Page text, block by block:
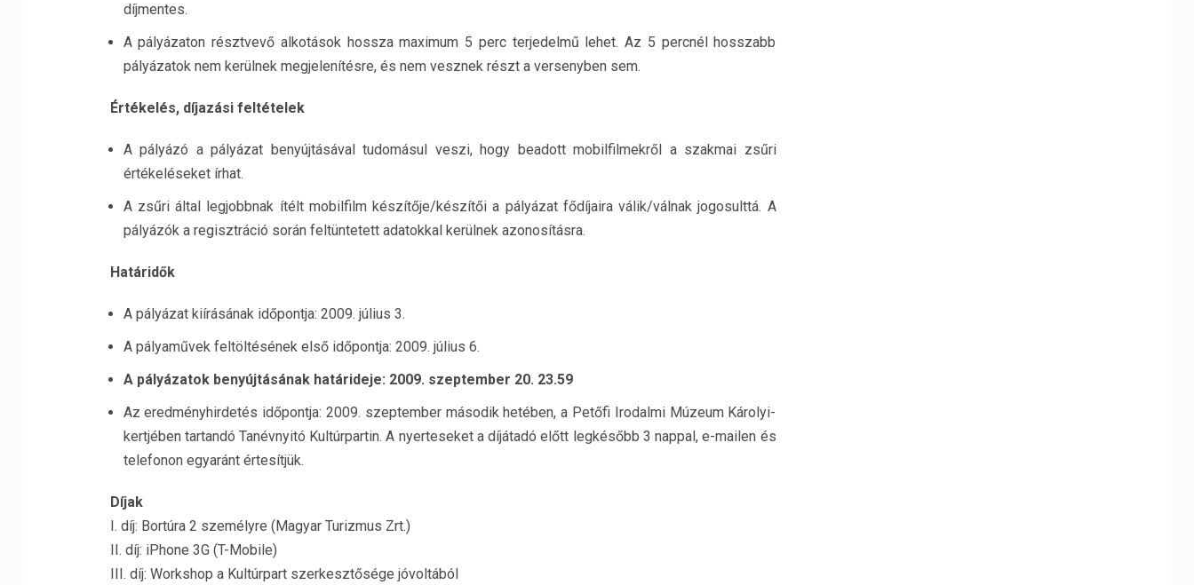
díjmentes.
A pályázaton résztvevő alkotások hossza maximum 5 perc terjedelmű lehet. Az 5 percnél hosszabb
pályázatok nem kerülnek megjelenítésre, és nem vesznek részt a versenyben sem.
Értékelés, díjazási feltételek
A pályázó a pályázat benyújtásával tudomásul veszi, hogy beadott mobilfilmekről a szakmai zsűri
értékeléseket írhat.
A zsűri által legjobbnak ítélt mobilfilm készítője/készítői a pályázat fődíjaira válik/válnak jogosulttá. A
pályázók a regisztráció során feltüntetett adatokkal kerülnek azonosításra.
Határidők
A pályázat kiírásának időpontja: 2009. július 3.
A pályaművek feltöltésének első időpontja: 2009. július 6.
A pályázatok benyújtásának határideje: 2009. szeptember 20. 23.59
Az eredményhirdetés időpontja: 2009. szeptember második hetében, a Petőfi Irodalmi Múzeum Károlyi-
kertjében tartandó Tanévnyitó Kultúrpartin. A nyerteseket a díjátadó előtt legkésőbb 3 nappal, e-mailen és
telefonon egyaránt értesítjük.
Díjak
I. díj: Bortúra 2 személyre (Magyar Turizmus Zrt.)
II. díj: iPhone 3G (T-Mobile)
III. díj: Workshop a Kultúrpart szerkesztősége jóvoltából